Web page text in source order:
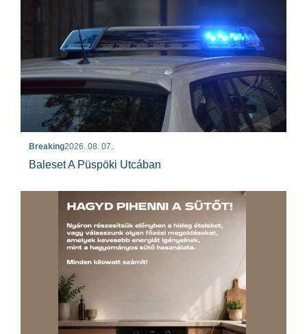
Breaking2026. 08. 07.
Baleset A Püspöki Utcában